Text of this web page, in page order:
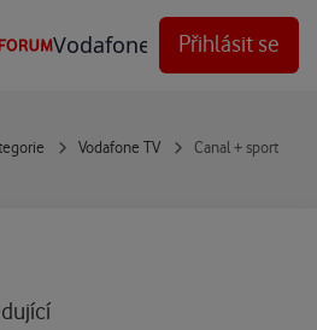
Vodafone Techforum
Přihlásit se
Vodafone TV Canal + sport